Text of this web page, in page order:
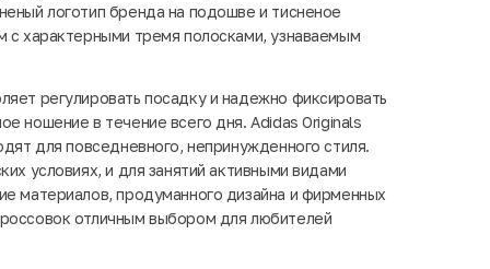
логотип бренда на подошве и тисненое
с характерными тремя полосками, узнаваемым
регулировать посадку и надежно фиксировать
ношение в течение всего дня. Adidas Originals
для повседневного, непринужденного стиля.
условиях, и для занятий активными видами
материалов, продуманного дизайна и фирменных
отличным выбором для любителей